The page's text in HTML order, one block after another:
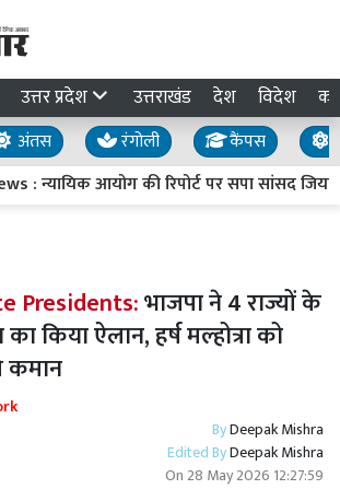
उत्तर प्रदेश उत्तराखंड देश विदेश
अंतस रंगोली कैंपस
: न्यायिक आयोग की रिपोर्ट पर सपा सांसद
Presidents:भाजपा ने 4 राज्यों के
किया ऐलान, हर्ष मल्होत्रा को
कमान
ByDeepak Mishra
Edited ByDeepak Mishra
On 28 May 2026 12:27:59